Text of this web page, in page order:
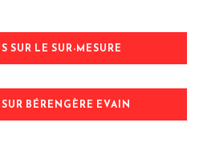
SUR LE SUR-MESURE
BÉRENGÈRE EVAIN